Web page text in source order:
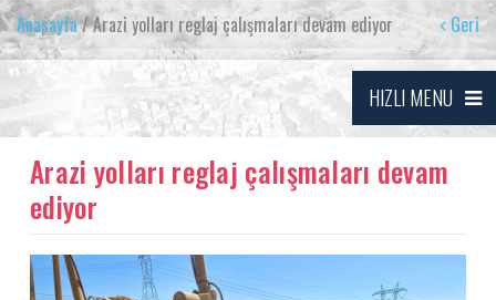
Anasayfa/ Arazi yolları reglaj çalışmaları devam ediyor Geri
HIZLI MENU
Arazi yolları reglaj çalışmaları devam
ediyor